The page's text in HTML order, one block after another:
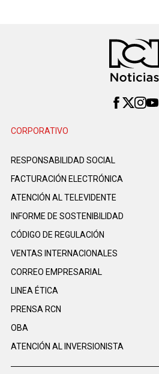
CORPORATIVO
RESPONSABILIDAD SOCIAL
FACTURACIÓN ELECTRÓNICA
ATENCIÓN AL TELEVIDENTE
INFORME DE SOSTENIBILIDAD
CÓDIGO DE REGULACIÓN
VENTAS INTERNACIONALES
CORREO EMPRESARIAL
LINEA ÉTICA
PRENSA RCN
OBA
ATENCIÓN AL INVERSIONISTA